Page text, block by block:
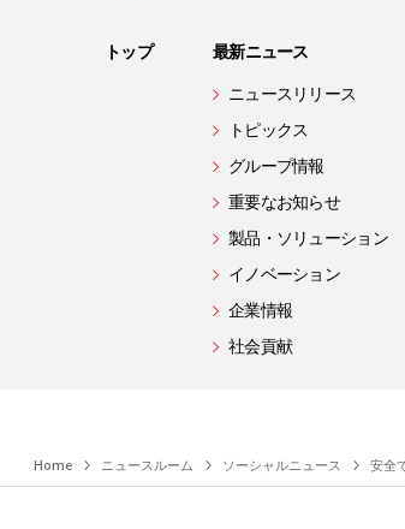
トップ
最新ニュース
ニュースリリース
トピックス
グループ情報
重要なお知らせ
製品・ソリューション
イノベーション
企業情報
社会貢献
Home ニュースルーム ソーシャルニュース 安全